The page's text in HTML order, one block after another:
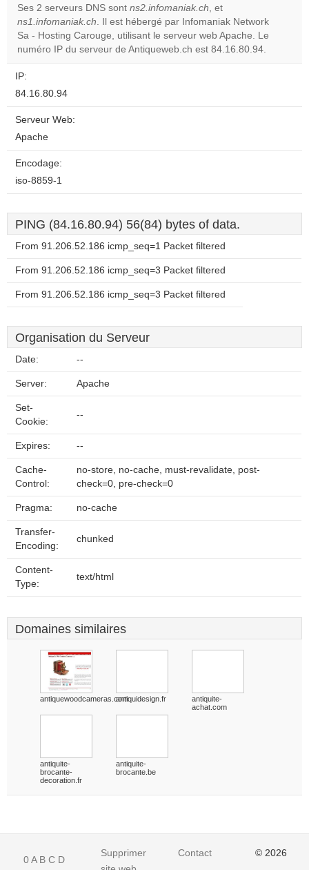
Do you
own this
website?
OK
Ses 2 serveurs DNS sont ns2.infomaniak.ch, et
ns1.infomaniak.ch. Il est hébergé par Infomaniak Network
Sa - Hosting Carouge, utilisant le serveur web Apache. Le
numéro IP du serveur de Antiqueweb.ch est 84.16.80.94.
IP:
84.16.80.94
Serveur Web:
Apache
Encodage:
iso-8859-1
PING (84.16.80.94) 56(84) bytes of data.
From 91.206.52.186 icmp_seq=1 Packet filtered
From 91.206.52.186 icmp_seq=3 Packet filtered
From 91.206.52.186 icmp_seq=3 Packet filtered
Organisation du Serveur
Date: --
Server: Apache
Set-
Cookie:
--
Expires: --
Cache-
Control:
no-store, no-cache, must-revalidate, post-
check=0, pre-check=0
Pragma: no-cache
Transfer-
Encoding:
chunked
Content-
Type:
text/html
Domaines similaires
antiquewoodcameras.comantiquidesign.fr
antiquite-
achat.com
antiquite-
brocante-
decoration.fr
antiquite-
brocante.be
0A B C D
Supprimer
Contact © 2026